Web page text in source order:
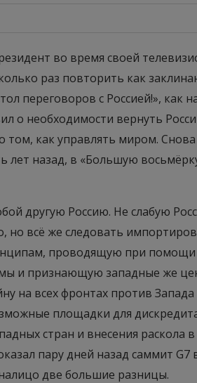
во время своей
раз повторить как
переговоров с Россией!»,
о необходимости вернуть
том, как управлять миром.
лет назад, в «Большую
другую Россию. Не слабую
но всё же следовать
проводящую при помощи
и признающую западные же
на всех фронтах против Запада
площадки для
стран и внесения раскола
пару дней назад саммит G7
две большие разницы.